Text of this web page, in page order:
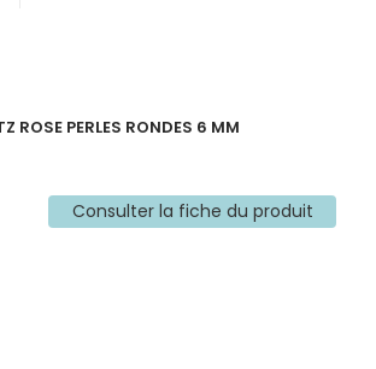
ROSE PERLES RONDES 6 MM
Consulter la fiche du produit